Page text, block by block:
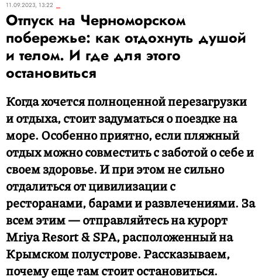
11.09.2023, 13:22
Отпуск на Черноморском
побережье: как отдохнуть душой
и телом. И где для этого
остановиться
Когда хочется полноценной перезагрузки
и отдыха, стоит задуматься о поездке на
море. Особенно приятно, если пляжный
отдых можно совместить с заботой о себе и
своем здоровье. И при этом не сильно
отдалиться от цивилизации с
ресторанами, барами и развлечениями. За
всем этим — отправляйтесь на курорт
Mriya Resort & SPA, расположенный на
Крымском полустрове. Рассказываем,
почему еще там стоит остановиться.